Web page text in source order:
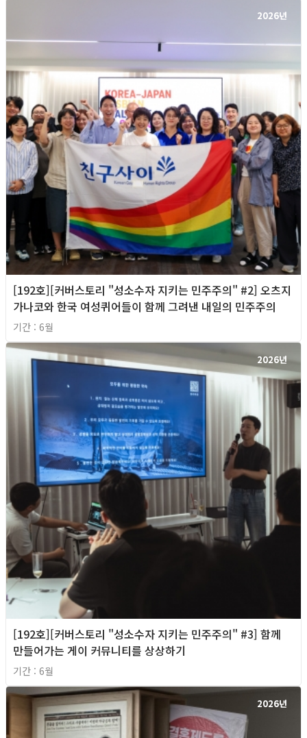
2026년
[192호][커버스토리 "성소수자 지키는 민주주의" #2] 오츠지
가나코와 한국 여성퀴어들이 함께 그려낸 내일의 민주주의
기간 : 6월
2026년
[192호][커버스토리 "성소수자 지키는 민주주의" #3] 함께
만들어가는 게이 커뮤니티를 상상하기
기간 : 6월
2026년